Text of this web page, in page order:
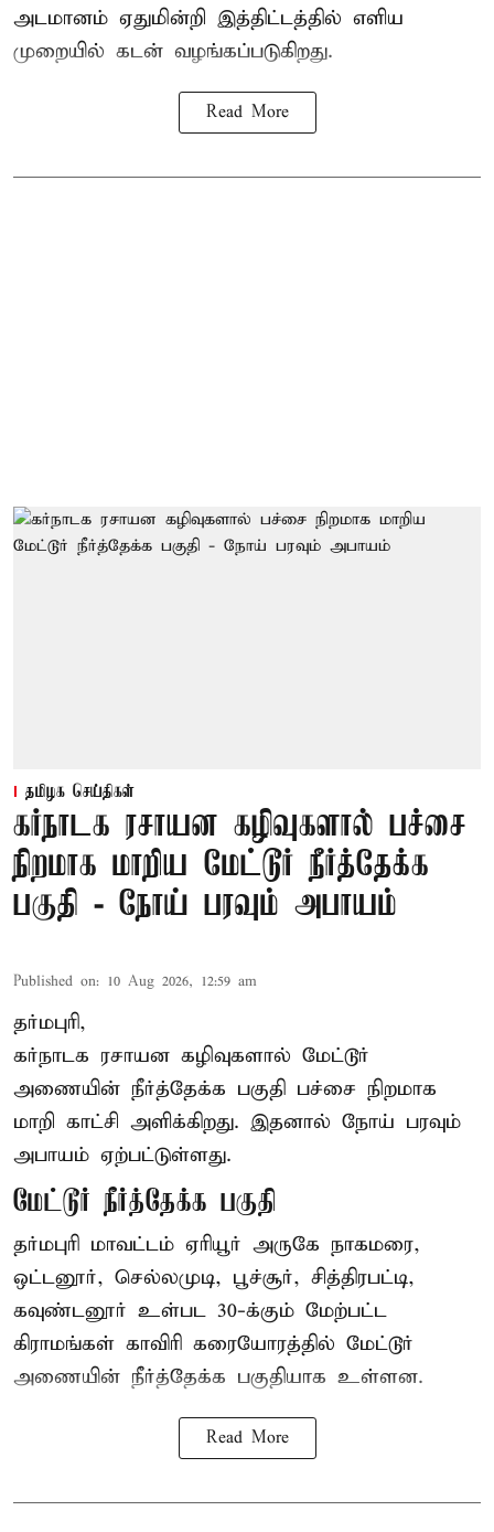
அடமானம் ஏதுமின்றி இத்திட்டத்தில் எளிய
முறையில் கடன் வழங்கப்படுகிறது.
Read More
தமிழக செய்திகள்
கர்நாடக ரசாயன கழிவுகளால் பச்சை
நிறமாக மாறிய மேட்டூர் நீர்த்தேக்க
பகுதி - நோய் பரவும் அபாயம்
Published on: 10 Aug 2026, 12:59 am
தர்மபுரி,
கர்நாடக ரசாயன கழிவுகளால் மேட்டூர்
அணையின் நீர்த்தேக்க பகுதி பச்சை நிறமாக
மாறி காட்சி அளிக்கிறது. இதனால் நோய் பரவும்
அபாயம் ஏற்பட்டுள்ளது.
மேட்டூர் நீர்த்தேக்க பகுதி
தர்மபுரி மாவட்டம் ஏரியூர் அருகே நாகமரை,
ஒட்டனூர், செல்லமுடி, பூச்சூர், சித்திரபட்டி,
கவுண்டனூர் உள்பட 30-க்கும் மேற்பட்ட
கிராமங்கள் காவிரி கரையோரத்தில் மேட்டூர்
அணையின் நீர்த்தேக்க பகுதியாக உள்ளன.
Read More